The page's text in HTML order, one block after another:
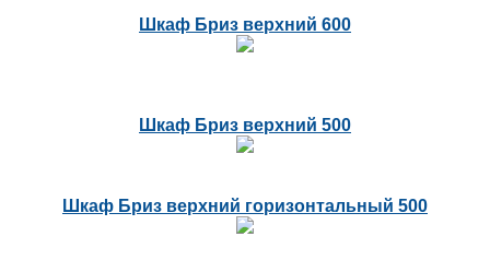
Шкаф Бриз верхний 600
Шкаф Бриз верхний 500
Шкаф Бриз верхний горизонтальный 500